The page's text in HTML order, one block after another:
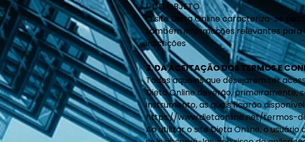
1. DO OBJETO
O site Dieta Online caracteriza-se
também informações relevantes
inscrições
2. DA ACEITAÇÃO DOS TERMOS E
Todos aqueles que desejarem ter
Dieta Online deverão, primeiramente,
instrumento, as quais ficarão
https://www.dietaonline.net/termos-
Ao utilizar o site Dieta Online, o